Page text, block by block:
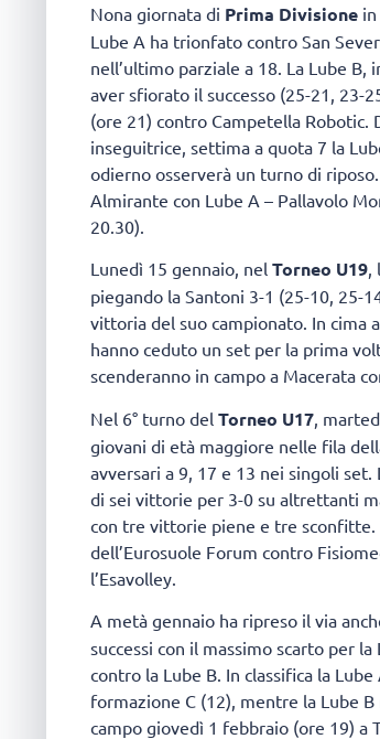
Nona giornata di Prima Divisione
Lube A ha trionfato contro San
nell’ultimo parziale a 18. La Lube
aver sfiorato il successo (25-21, 23-
(ore 21) contro Campetella Robotic.
inseguitrice, settima a quota 7 la
odierno osserverà un turno di
Almirante con Lube A – Pallavolo
20.30).
Lunedì 15 gennaio, nel Torneo U19,
piegando la Santoni 3-1 (25-10, 25-
vittoria del suo campionato. In cima
hanno ceduto un set per la prima
scenderanno in campo a Macerata
Nel 6° turno del Torneo U17 ,
giovani di età maggiore nelle fila
avversari a 9, 17 e 13 nei singoli
di sei vittorie per 3-0 su altrettanti
con tre vittorie piene e tre sconfitte.
dell’Eurosuole Forum contro
l’Esavolley.
A metà gennaio ha ripreso il via
successi con il massimo scarto per
contro la Lube B. In classifica la
formazione C (12), mentre la Lube
campo giovedì 1 febbraio (ore 19) a